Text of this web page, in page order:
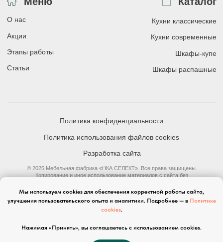
Мы используем cookies для обеспечения корректной работы сайта,
улучшения пользовательского опыта и аналитики. Подробнее — в Политике
cookies.
Нажимая «Принять», вы соглашаетесь с использованием cookies.